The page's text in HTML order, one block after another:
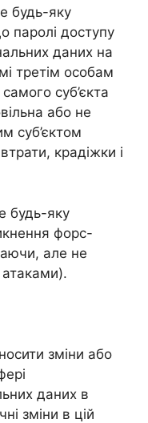
будь-яку
паролі доступу
даних на
третім особам
суб’єкта
або не
суб’єктом
крадіжки і
будь-яку
форс-
але не
зміни або
даних в
зміни в цій